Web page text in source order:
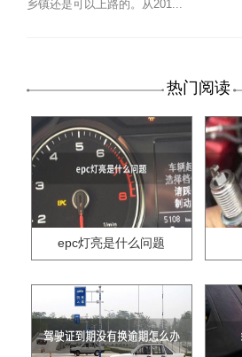
乡镇还是可以上路的。从201...
热门阅读
epc灯亮是什么问题